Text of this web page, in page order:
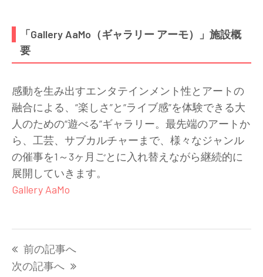
「Gallery AaMo（ギャラリー アーモ）」施設概
要
感動を生み出すエンタテインメント性とアートの
融合による、“楽しさ”と“ライブ感”を体験できる大
人のための“遊べる”ギャラリー。最先端のアートか
ら、工芸、サブカルチャーまで、様々なジャンル
の催事を1～3ヶ月ごとに入れ替えながら継続的に
展開していきます。
Gallery AaMo
稿
ナ
前の記事へ
次の記事へ